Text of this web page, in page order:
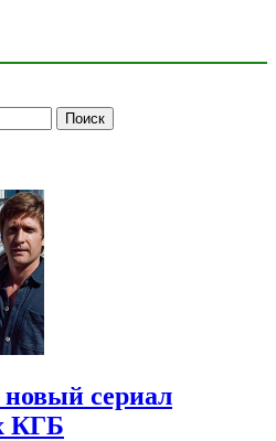
сериал
КГБ